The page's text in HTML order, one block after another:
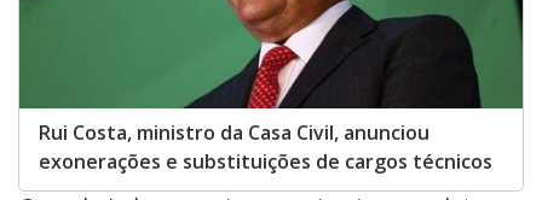
Rui Costa, ministro da Casa Civil, anunciou
exonerações e substituições de cargos técnicos